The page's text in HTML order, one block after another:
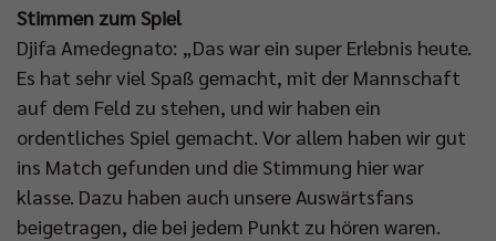
Stimmen zum Spiel
Djifa Amedegnato: „Das war ein super Erlebnis heute.
Es hat sehr viel Spaß gemacht, mit der Mannschaft
auf dem Feld zu stehen, und wir haben ein
ordentliches Spiel gemacht. Vor allem haben wir gut
ins Match gefunden und die Stimmung hier war
klasse. Dazu haben auch unsere Auswärtsfans
beigetragen, die bei jedem Punkt zu hören waren.